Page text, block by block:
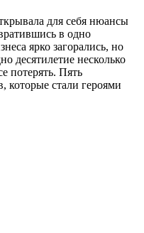
для себя нюансы
в одно
ярко загорались, но
десятилетие несколько
потерять. Пять
которые стали героями